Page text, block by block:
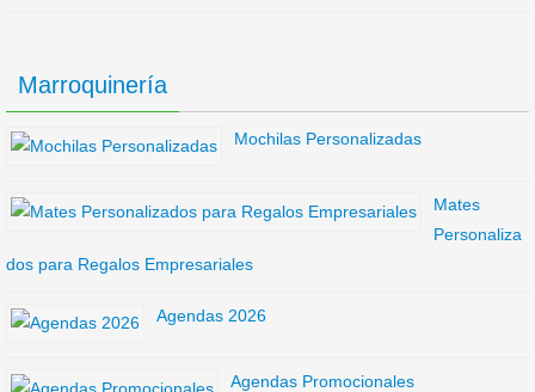
Marroquinería
Mochilas Personalizadas
Mates
Personaliza
dos para Regalos Empresariales
Agendas 2026
Agendas Promocionales